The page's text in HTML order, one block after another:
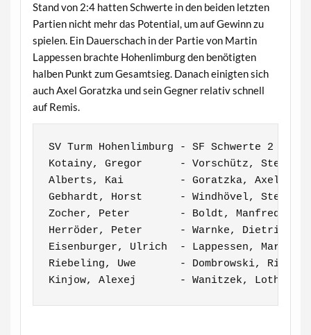
Stand von 2:4 hatten Schwerte in den beiden letzten
Partien nicht mehr das Potential, um auf Gewinn zu
spielen. Ein Dauerschach in der Partie von Martin
Lappessen brachte Hohenlimburg den benötigten
halben Punkt zum Gesamtsieg. Danach einigten sich
auch Axel Goratzka und sein Gegner relativ schnell
auf Remis.
SV Turm Hohenlimburg - SF Schwerte 2
Kotainy, Gregor      - Vorschütz, Stefan
Alberts, Kai         - Goratzka, Axel
Gebhardt, Horst      - Windhövel, Stefan
Zocher, Peter        - Boldt, Manfred
Herröder, Peter      - Warnke, Dietrich
Eisenburger, Ulrich  - Lappessen, Martin
Riebeling, Uwe       - Dombrowski,
Kinjow, Alexej       - Wanitzek, Lothar